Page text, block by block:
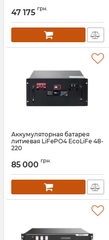
47 175 грн.
Аккумуляторная батарея
литиевая LiFePO4 EcoLiFe 48-
220
85 000 грн.